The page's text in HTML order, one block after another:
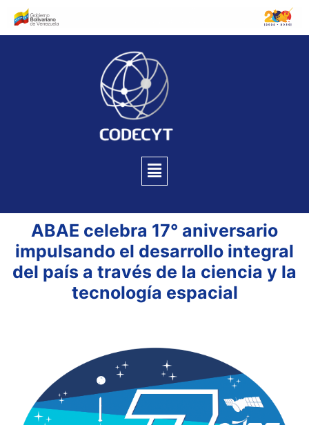
ABAE celebra 17° aniversario
impulsando el desarrollo integral
del país a través de la ciencia y la
tecnología espacial